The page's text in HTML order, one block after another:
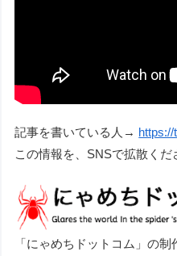
記事を書いている人→
この情報を、SNSで拡散くだ
「にゃめちドットコム」の